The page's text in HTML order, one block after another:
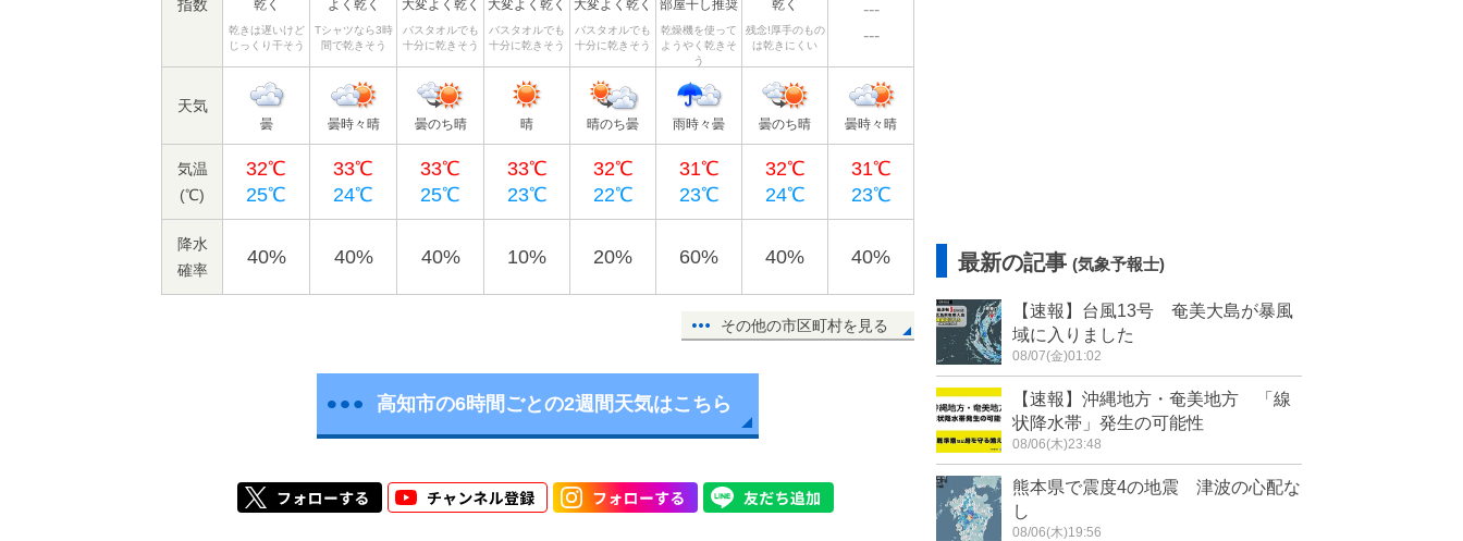
指数 乾く
乾きは遅いけど
じっくり干そう
よく乾く
Tシャツなら3時
間で乾きそう
大変よく乾く
バスタオルでも
十分に乾きそう
大変よく乾く
バスタオルでも
十分に乾きそう
大変よく乾く
バスタオルでも
十分に乾きそう
部屋干し推奨
乾燥機を使って
ようやく乾きそ
う
乾く
残念!厚手のもの
は乾きにくい
---
---
天気
曇 曇時々晴 曇のち晴 晴 晴のち曇 雨時々曇 曇のち晴 曇時々晴
気温
(℃)
32℃
25℃
33℃
24℃
33℃
25℃
33℃
23℃
32℃
22℃
31℃
23℃
32℃
24℃
31℃
23℃
降水
確率
40% 40% 40% 10% 20% 60% 40% 40%
その他の市区町村を見る
高知市の6時間ごとの2週間天気はこちら
最新の記事 (気象予報士)
【速報】台風13号 奄美大島が暴風
域に入りました
08/07(金)01:02
【速報】沖縄地方・奄美地方 「線
状降水帯」発生の可能性
08/06(木)23:48
熊本県で震度4の地震 津波の心配な
し
08/06(木)19:56